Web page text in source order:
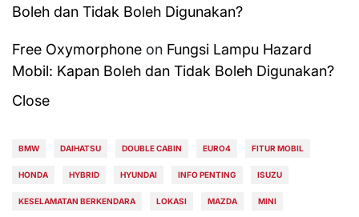
Boleh dan Tidak Boleh Digunakan?
Free Oxymorphone on Fungsi Lampu Hazard
Mobil: Kapan Boleh dan Tidak Boleh Digunakan?
Close
BMW DAIHATSU DOUBLE CABIN EURO4 FITUR MOBIL
HONDA HYBRID HYUNDAI INFO PENTING ISUZU
KESELAMATAN BERKENDARA LOKASI MAZDA MINI